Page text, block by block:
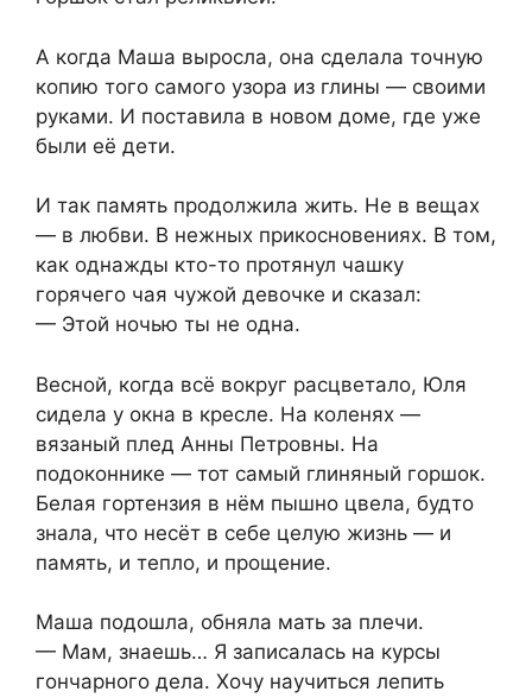
А когда Маша выросла, она сделала точную
копию того самого узора из глины — своими
руками. И поставила в новом доме, где уже
были её дети.
И так память продолжила жить. Не в вещах
— в любви. В нежных прикосновениях. В том,
как однажды кто-то протянул чашку
горячего чая чужой девочке и сказал:
— Этой ночью ты не одна.
Весной, когда всё вокруг расцветало, Юля
сидела у окна в кресле. На коленях —
вязаный плед Анны Петровны. На
подоконнике — тот самый глиняный горшок.
Белая гортензия в нём пышно цвела, будто
знала, что несёт в себе целую жизнь — и
память, и тепло, и прощение.
Маша подошла, обняла мать за плечи.
— Мам, знаешь… Я записалась на курсы
гончарного дела. Хочу научиться лепить